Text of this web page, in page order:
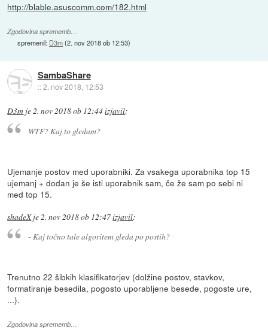
http://blable.asuscomm.com/182.html
Zgodovina sprememb…
spremenil: D3m(2. nov 2018 ob 12:53)
SambaShare
::2. nov 2018, 12:53
D3m je2. nov 2018 ob 12:44izjavil:
WTF? Kaj to gledam?
Ujemanje postov med uporabniki. Za vsakega uporabnika top 15
ujemanj + dodan je še isti uporabnik sam, če že sam po sebi ni
med top 15.
shadeXje2. nov 2018 ob 12:47izjavil:
- Kaj točno tale algoritem gleda po postih?
Trenutno 22 šibkih klasifikatorjev (dolžine postov, stavkov,
formatiranje besedila, pogosto uporabljene besede, pogoste ure,
...).
Zgodovina sprememb…